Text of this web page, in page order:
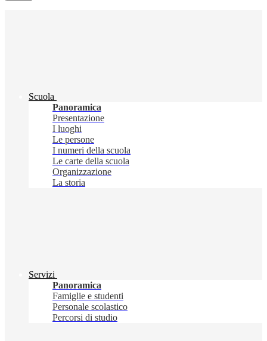
Scuola
Panoramica
Presentazione
I luoghi
Le persone
I numeri della scuola
Le carte della scuola
Organizzazione
La storia
Servizi
Panoramica
Famiglie e studenti
Personale scolastico
Percorsi di studio